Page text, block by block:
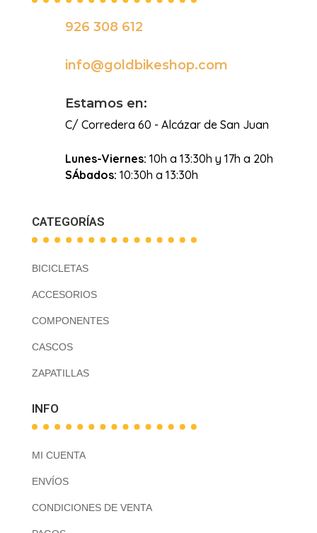
926 308 612
info@goldbikeshop.com
Estamos en:
C/ Corredera 60 - Alcázar de San Juan
Lunes-Viernes: 10h a 13:30h y 17h a 20h
SÁbados: 10:30h a 13:30h
CATEGORÍAS
BICICLETAS
ACCESORIOS
COMPONENTES
CASCOS
ZAPATILLAS
INFO
MI CUENTA
ENVÍOS
CONDICIONES DE VENTA